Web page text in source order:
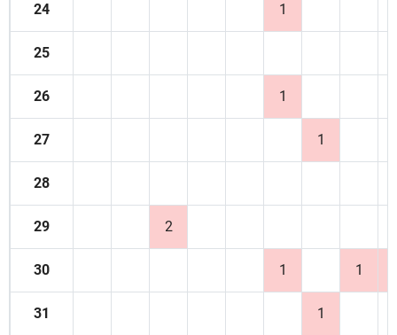
24 1
25
26 1
27 1
28
29 2
30 1 1
31 1